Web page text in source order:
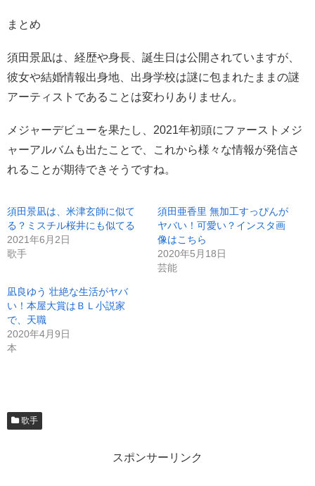
まとめ
須田景凪は、経歴や身長、誕生日は公開されていますが、
彼女や結婚情報出身地、出身学校は謎に包まれたままの謎
アーティストであることは変わりありません。
メジャーデビューを果たし、2021年初頭にファーストメジ
ャーアルバムも出たことで、これから様々な情報が発信さ
れることが期待できそうですね。
須田景凪は、米津玄師に似て
る？ミスチル桜井にも似てる
2021年6月2日
歌手
須田亜香里 無加工すっぴんが
ヤバい！可愛い？インスタ画
像はこちら
2020年5月18日
芸能
凪良ゆう 壮絶な生活がヤバ
い！本屋大賞はＢＬ小説家
で、天職
2020年4月9日
本
歌手
スポンサーリンク